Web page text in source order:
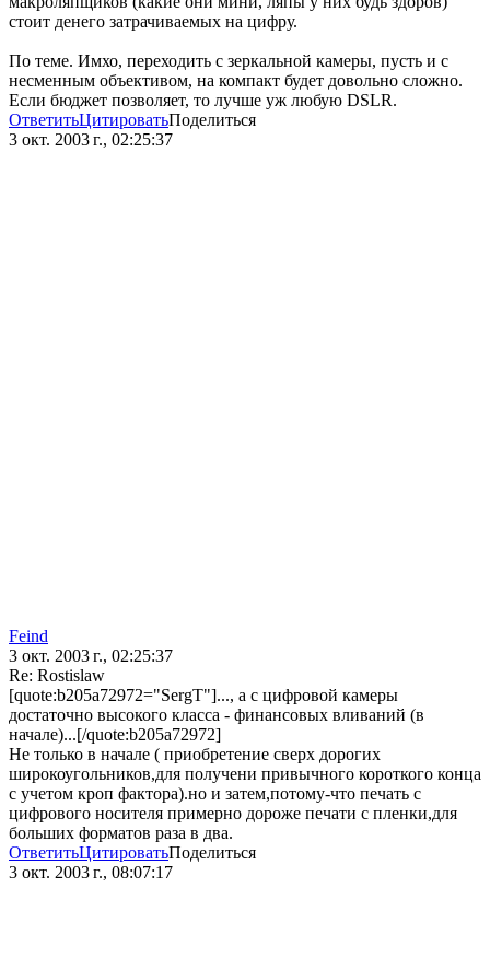
стоит денего затрачиваемых на цифру.
По теме. Имхо, переходить с зеркальной камеры, пусть и с
несменным объективом, на компакт будет довольно сложно.
Если бюджет позволяет, то лучше уж любую DSLR.
ОтветитьЦитироватьПоделиться
3 окт. 2003 г., 02:25:37
Feind
3 окт. 2003 г., 02:25:37
Re: Rostislaw
[quote:b205a72972="SergT"]..., а с цифровой камеры
достаточно высокого класса - финансовых вливаний (в
начале)...[/quote:b205a72972]
Не только в начале ( приобретение сверх дорогих
широкоугольников,для получени привычного короткого конца
с учетом кроп фактора).но и затем,потому-что печать с
цифрового носителя примерно дороже печати с пленки,для
больших форматов раза в два.
ОтветитьЦитироватьПоделиться
3 окт. 2003 г., 08:07:17